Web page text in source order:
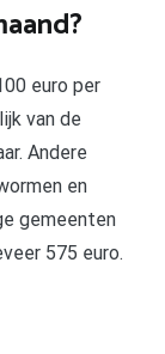
euro per
van de
Andere
en
gemeenten
575 euro.